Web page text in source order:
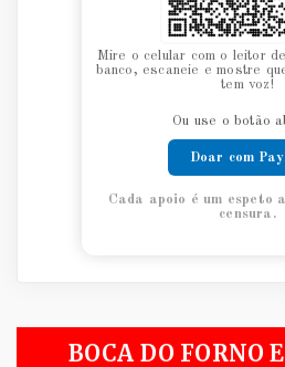
Mire o celular com o leitor
banco, escaneie e mostre
tem voz!
Ou use o botão
Doar com
Cada apoio é um espeto
censura.
BOCA DO FORNO